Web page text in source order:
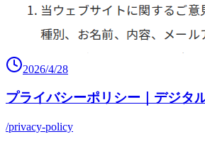
2026/4/28
プライバシーポリシー｜デジタ
/privacy-policy